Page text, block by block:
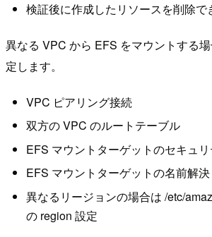
検証後に作成したリソースを削除で
異なる VPC から EFS をマウントする
定します。
VPC ピアリング接続
双方の VPC のルートテーブル
EFS マウントターゲットのセキュ
EFS マウントターゲットの名前解決
異なるリージョンの場合は /etc/
の region 設定